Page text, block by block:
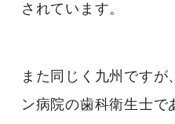
されています。
また同じく九州ですが
ン病院の歯科衛生士で